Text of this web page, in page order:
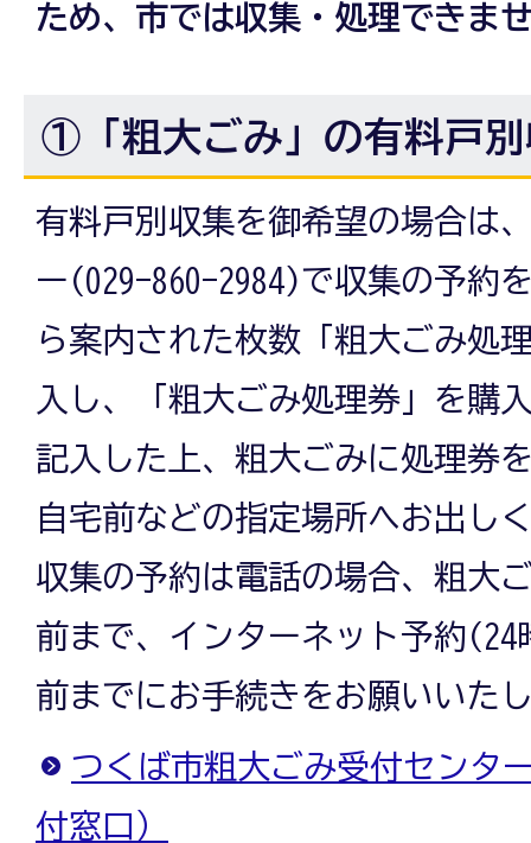
ため、市では収集・処理できま
①「粗大ごみ」の有料戸
有料戸別収集を御希望の場合は
ー(029-860-2984)で収集の予約
ら案内された枚数「粗大ごみ処
入し、「粗大ごみ処理券」を購
記入した上、粗大ごみに処理券
自宅前などの指定場所へお出し
収集の予約は電話の場合、粗大
前まで、インターネット予約
前までにお手続きをお願いいた
つくば市粗大ごみ受付センタ
付窓口）